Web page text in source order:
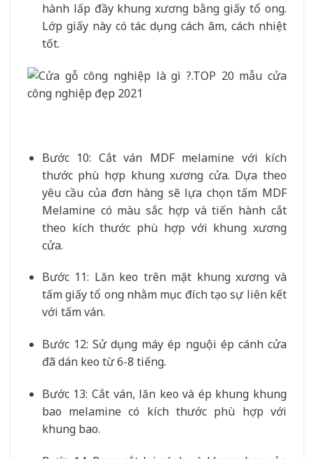
hành lấp đầy khung xương bằng giấy tổ ong.
Lớp giấy này có tác dụng cách âm, cách nhiệt
tốt.
Bước 10: Cắt ván MDF melamine với kích
thước phù hợp khung xương cửa. Dựa theo
yêu cầu của đơn hàng sẽ lựa chọn tấm MDF
Melamine có màu sắc hợp và tiến hành cắt
theo kích thước phù hợp với khung xương
cửa.
Bước 11: Lăn keo trên mặt khung xương và
tấm giấy tổ ong nhằm mục đích tạo sự liên kết
với tấm ván.
Bước 12: Sử dụng máy ép nguội ép cánh cửa
đã dán keo từ 6-8 tiếng.
Bước 13: Cắt ván, lăn keo và ép khung khung
bao melamine có kích thước phù hợp với
khung bao.